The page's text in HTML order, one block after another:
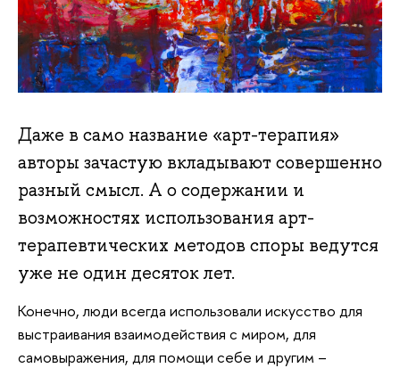
Даже в само название «арт-терапия»
авторы зачастую вкладывают совершенно
разный смысл. А о содержании и
возможностях использования арт-
терапевтических методов споры ведутся
уже не один десяток лет.
Конечно, люди всегда использовали искусство для
выстраивания взаимодействия с миром, для
самовыражения, для помощи себе и другим –